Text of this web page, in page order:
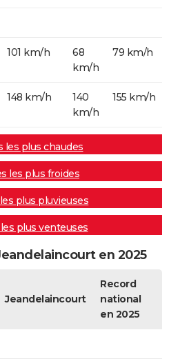
101 km/h
68
km/h
79 km/h
148 km/h
140
km/h
155 km/h
les plus chaudes
les plus froides
plus pluvieuses
plus venteuses
en 2025
Jeandelaincourt
Record
national
en 2025